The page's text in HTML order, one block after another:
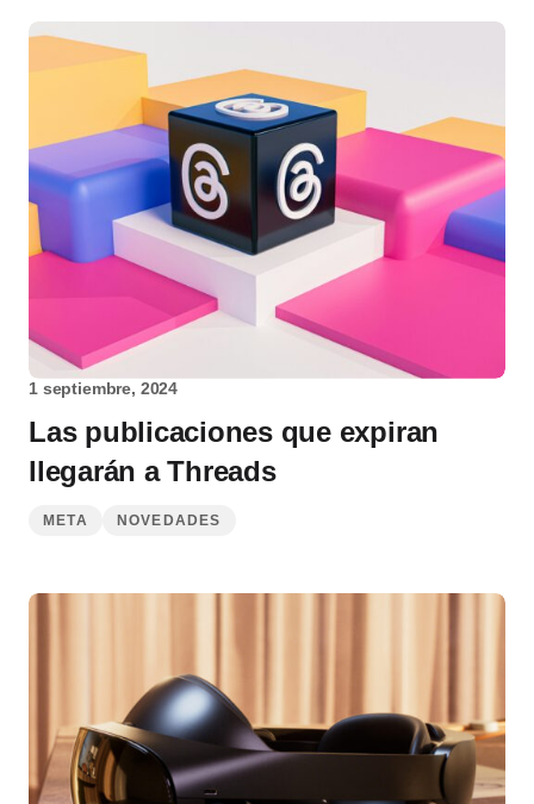
1 septiembre, 2024
Las publicaciones que expiran
llegarán a Threads
META NOVEDADES